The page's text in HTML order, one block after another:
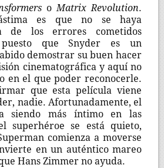
oMatrix Revolution.
es que no se haya
de los errores cometidos
puesto que Snyder es un
demostrar su buen hacer
cinematográfica y aquí no
en el que poder reconocerle.
que esta película viene
nadie. Afortunadamente, el
siendo más íntimo en las
superhéroe se está quieto,
comienza a moverse
en un auténtico mareo
Hans Zimmer no ayuda.